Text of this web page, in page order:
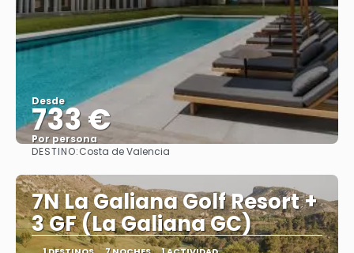
Desde
733 €
Por persona
Ver
DESTINO:Costa de Valencia
7N La Galiana Golf Resort +
3 GF (La Galiana GC)